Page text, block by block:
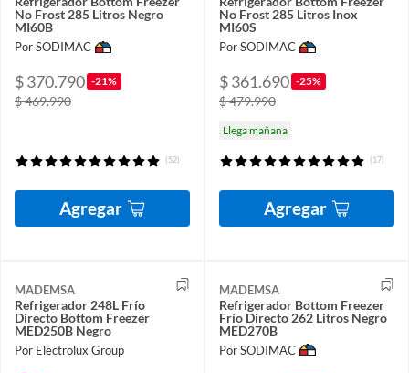
No Frost 285 Litros Negro
MI60B
Por SODIMAC
$ 370.790 -21%
$ 469.990
(52)
Agregar
No Frost 285 Litros Inox
MI60S
Por SODIMAC
$ 361.690 -25%
$ 479.990
Llega mañana
(17)
Agregar
MADEMSA
Refrigerador 248L Frío
Directo Bottom Freezer
MED250B Negro
Por Electrolux Group
MADEMSA
Refrigerador Bottom Freezer
Frío Directo 262 Litros Negro
MED270B
Por SODIMAC